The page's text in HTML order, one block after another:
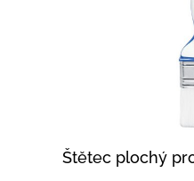
Štětec plochý